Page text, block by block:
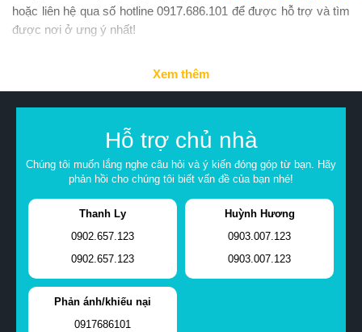
hoặc liên hệ qua số hotline 0917.686.101 để được hỗ trợ và tìm
được nơi ở ưng ý nhất!
Xem thêm
Hỗ trợ chủ nhà
Chúng tôi muốn lắng nghe câu hỏi và ý kiến đóng góp từ bạn. Hãy
phản hồi cho chúng tôi biết vấn đề của bạn nhé!
Thanh Ly
0902.657.123
0902.657.123
Huỳnh Hương
0903.007.123
0903.007.123
Phản ánh/khiếu nại
0917686101